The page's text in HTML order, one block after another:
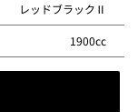
レッドブラックⅡ
1900cc